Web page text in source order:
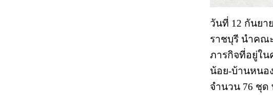
วันที่ 12 กันยา
ราชบุรี นำคณ
ภารกิจที่อยู่ใน
น้อย-บ้านหนอ
จำนวน 76 ชุ